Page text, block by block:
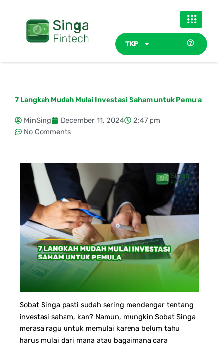
TKP
7 Langkah Mudah Mulai Investasi Saham untuk Pemula
MinSing December 11, 2024
2:47 pm
No Comments
Sobat Singa pasti sudah sering mendengar tentang
investasi saham, kan? Namun, mungkin Sobat Singa
merasa ragu untuk memulai karena belum tahu
harus mulai dari mana atau bagaimana cara